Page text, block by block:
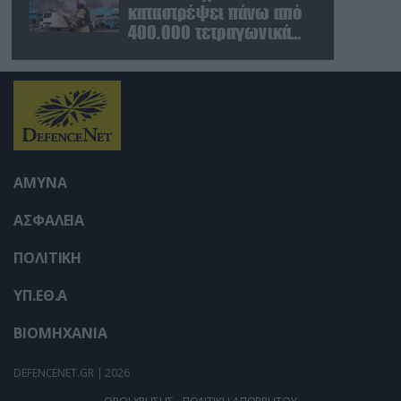
καταστρέψει πάνω από
400.000 τετραγωνικά
εγκαταστάσεων τον
ΑΜΥΝΑ
ΑΣΦΑΛΕΙΑ
ΠΟΛΙΤΙΚΗ
ΥΠ.ΕΘ.Α
ΒΙΟΜΗΧΑΝΙΑ
DEFENCENET.GR | 2026